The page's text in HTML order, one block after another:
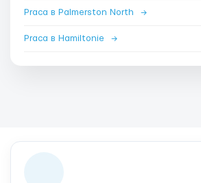
Praca в Palmerston North →
Praca в Hamiltonie →